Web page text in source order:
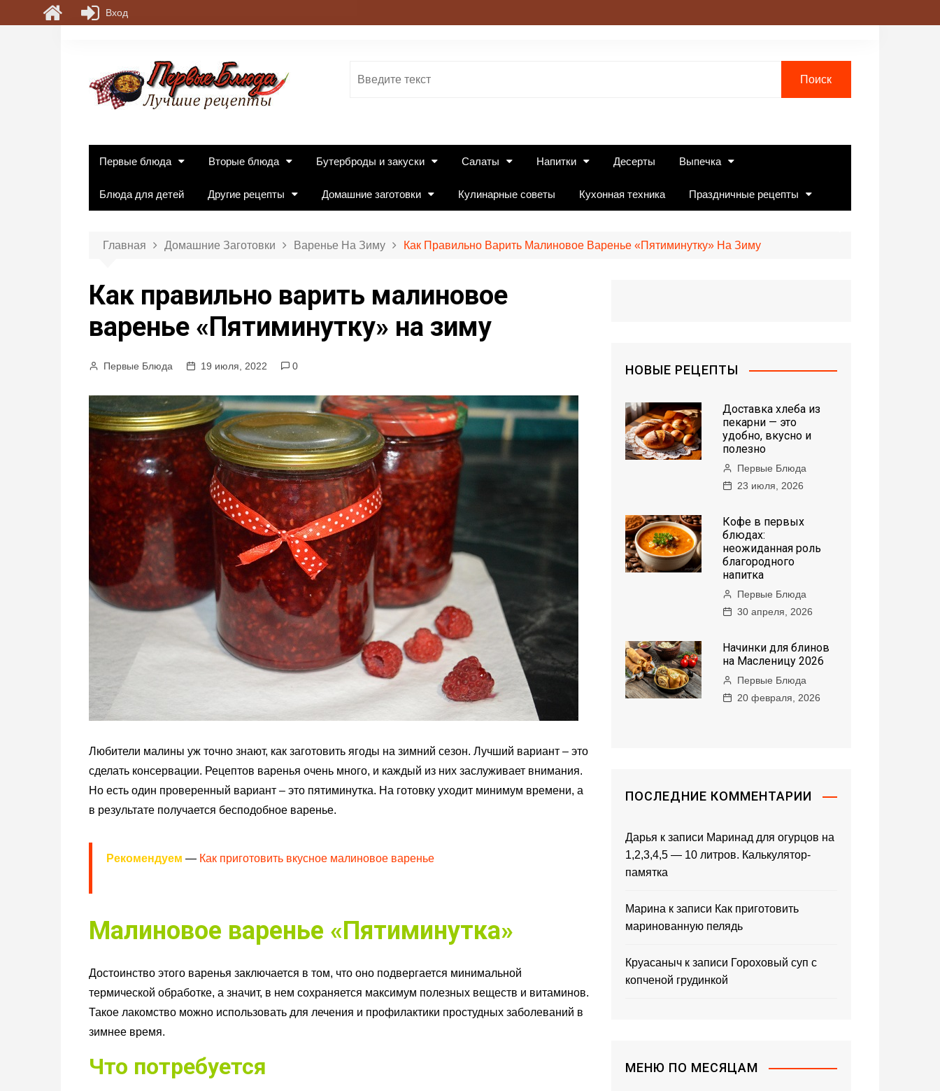
Первые блюда Вторые блюда Бутерброды и закуски Салаты Напитки Десерты Выпечка
Блюда для детей Другие рецепты Домашние заготовки Кулинарные советы Кухонная техника Праздничные рецепты
Главная Домашние Заготовки Варенье На Зиму Как Правильно Варить Малиновое Варенье «Пятиминутку» На Зиму
Как правильно варить малиновое
варенье «Пятиминутку» на зиму
Первые Блюда 19 июля, 2022 0
Любители малины уж точно знают, как заготовить ягоды на зимний сезон. Лучший вариант – это
сделать консервации. Рецептов варенья очень много, и каждый из них заслуживает внимания.
Но есть один проверенный вариант – это пятиминутка. На готовку уходит минимум времени, а
в результате получается бесподобное варенье.
Рекомендуем — Как приготовить вкусное малиновое варенье
Малиновое варенье «Пятиминутка»
Достоинство этого варенья заключается в том, что оно подвергается минимальной
термической обработке, а значит, в нем сохраняется максимум полезных веществ и витаминов.
Такое лакомство можно использовать для лечения и профилактики простудных заболеваний в
зимнее время.
Что потребуется
НОВЫЕ РЕЦЕПТЫ
Доставка хлеба из
пекарни — это
удобно, вкусно и
полезно
Первые Блюда
23 июля, 2026
Кофе в первых
блюдах:
неожиданная роль
благородного
напитка
Первые Блюда
30 апреля, 2026
Начинки для блинов
на Масленицу 2026
Первые Блюда
20 февраля, 2026
ПОСЛЕДНИЕ КОММЕНТАРИИ
Дарья к записи Маринад для огурцов на
1,2,3,4,5 — 10 литров. Калькулятор-
памятка
Марина к записи Как приготовить
маринованную пелядь
Круасанычк записи Гороховый суп с
копченой грудинкой
МЕНЮ ПО МЕСЯЦАМ
Вход